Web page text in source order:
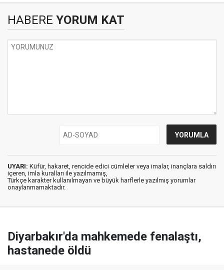
HABERE YORUM KAT
UYARI: Küfür, hakaret, rencide edici cümleler veya imalar, inançlara saldırı
içeren, imla kuralları ile yazılmamış,
Türkçe karakter kullanılmayan ve büyük harflerle yazılmış yorumlar
onaylanmamaktadır.
Diyarbakır'da mahkemede fenalaştı,
hastanede öldü